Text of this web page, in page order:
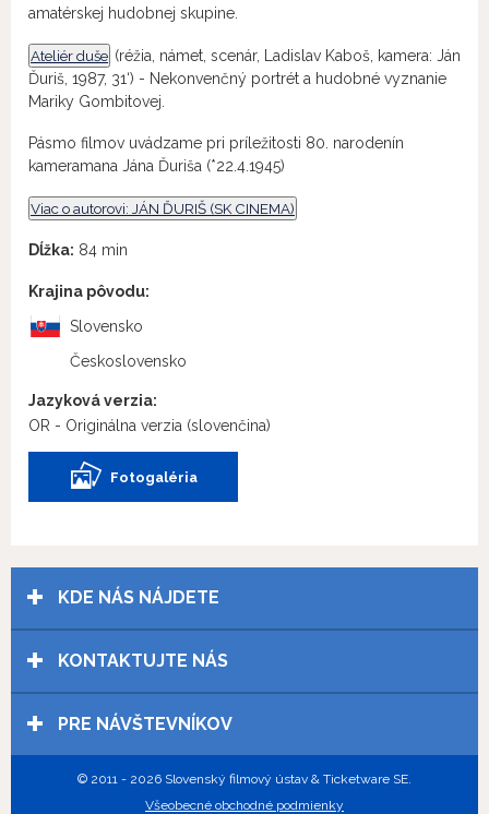
amatérskej hudobnej skupine.
Ateliér duše (réžia, námet, scenár, Ladislav Kaboš, kamera: Ján
Ďuriš, 1987, 31‘) - Nekonvenčný portrét a hudobné vyznanie
Mariky Gombitovej.
Pásmo filmov uvádzame pri príležitosti 80. narodenín
kameramana Jána Ďuriša (*22.4.1945)
Viac o autorovi: JÁN ĎURIŠ (SK CINEMA)
Dĺžka: 84 min
Krajina pôvodu:
Slovensko
Československo
Jazyková verzia:
OR - Originálna verzia (slovenčina)
Fotogaléria
KDE NÁS NÁJDETE
KONTAKTUJTE NÁS
PRE NÁVŠTEVNÍKOV
© 2011 - 2026 Slovenský filmový ústav & Ticketware SE.
Všeobecné obchodné podmienky